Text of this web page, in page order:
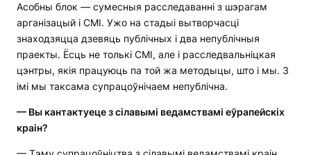
Асобны блок — сумесныя расследаванні з шэрагам
арганізацый і СМІ. Ужо на стадыі вытворчасці
знаходзяцца дзевяць публічных і два непублічныя
праекты. Ёсць не толькі СМІ, але і расследвальніцкая
цэнтры, якія працуюць па той жа методыцы, што і мы. З
імі мы таксама супрацоўнічаем непублічна.
— Вы кантактуеце з сілавымі ведамствамі еўрапейскіх
краін?